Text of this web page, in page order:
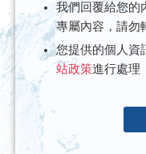
我們回覆給您的
專屬內容，請勿
您提供的個人資
站政策進行處理